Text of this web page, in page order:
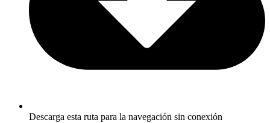
Descarga esta ruta para la navegación sin conexión